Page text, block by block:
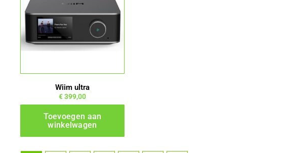
Wiim ultra
€399,00
Toevoegen aan
winkelwagen